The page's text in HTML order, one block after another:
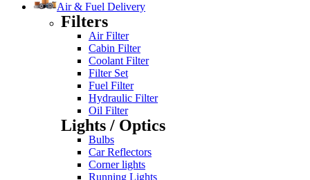
Air & Fuel Delivery
Filters
Air Filter
Cabin Filter
Coolant Filter
Filter Set
Fuel Filter
Hydraulic Filter
Oil Filter
Lights / Optics
Bulbs
Car Reflectors
Corner lights
Running Lights